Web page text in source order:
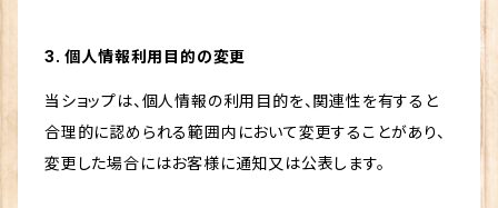
3. 個人情報利用目的の変更
当ショップは、個人情報の利用目的を、関連性を有すると
合理的に認められる範囲内において変更することがあり、
変更した場合にはお客様に通知又は公表します。